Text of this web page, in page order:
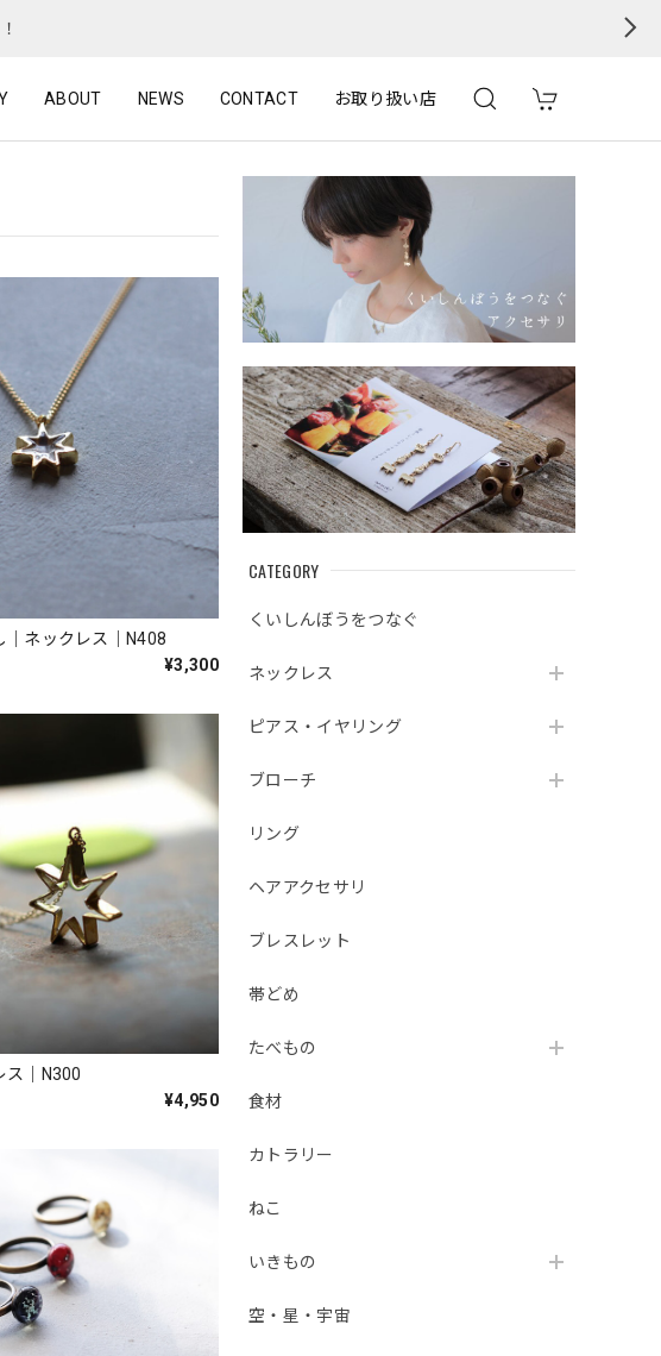
ABOUT NEWS CONTACT お取り扱い店
CATEGORY
くいしんぼうをつなぐ
ネックレス
ピアス・イヤリング
ブローチ
リング
ヘアアクセサリ
ブレスレット
帯どめ
たべもの
食材
カトラリー
ねこ
いきもの
空・星・宇宙
｜ネックレス｜N408
¥3,300
ス｜N300
¥4,950